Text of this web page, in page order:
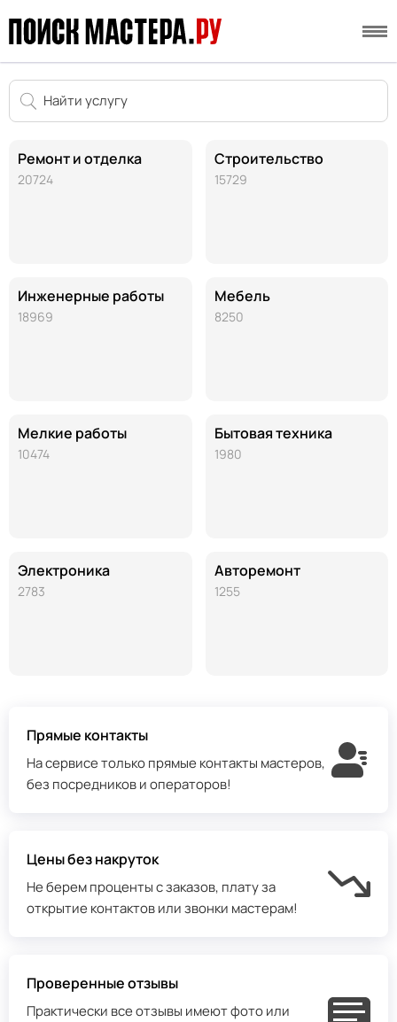
Ремонт и отделка
20724
Инженерные работы
18969
Мелкие работы
10474
Электроника
2783
Строительство
15729
Мебель
8250
Бытовая техника
1980
Авторемонт
1255
Прямые контакты
На сервисе только прямые контакты мастеров,
без посредников и операторов!
Цены без накруток
Не берем проценты с заказов, плату за
открытие контактов или звонки мастерам!
Проверенные отзывы
Практически все отзывы имеют фото или